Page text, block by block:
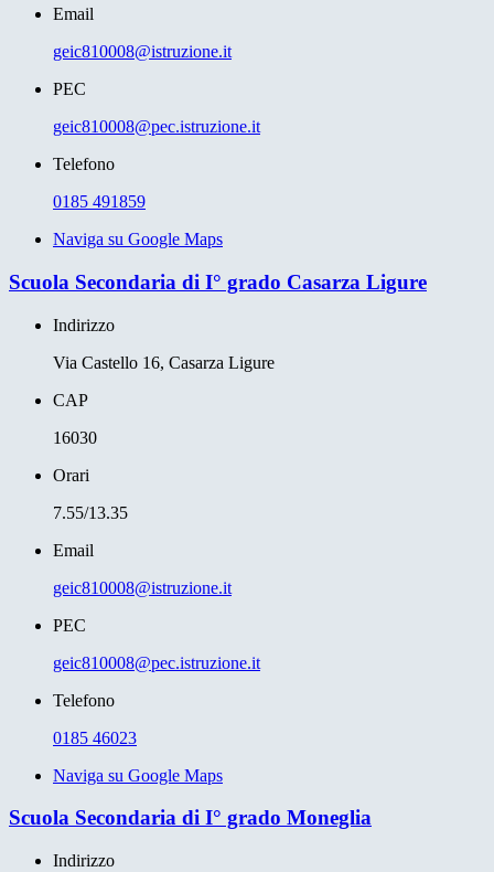
Email
geic810008@istruzione.it
PEC
geic810008@pec.istruzione.it
Telefono
0185 491859
Naviga su Google Maps
Scuola Secondaria di I° grado Casarza Ligure
Indirizzo
Via Castello 16, Casarza Ligure
CAP
16030
Orari
7.55/13.35
Email
geic810008@istruzione.it
PEC
geic810008@pec.istruzione.it
Telefono
0185 46023
Naviga su Google Maps
Scuola Secondaria di I° grado Moneglia
Indirizzo